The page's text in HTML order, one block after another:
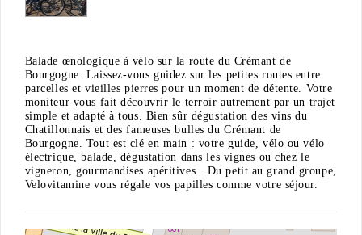
Balade œnologique à vélo sur la route du Crémant de
Bourgogne. Laissez-vous guidez sur les petites routes entre
parcelles et vieilles pierres pour un moment de détente. Votre
moniteur vous fait découvrir le terroir autrement par un trajet
simple et adapté à tous. Bien sûr dégustation des vins du
Chatillonnais et des fameuses bulles du Crémant de
Bourgogne. Tout est clé en main : votre guide, vélo ou vélo
électrique, balade, dégustation dans les vignes ou chez le
vigneron, gourmandises apéritives…Du petit au grand groupe,
Velovitamine vous régale vos papilles comme votre séjour.